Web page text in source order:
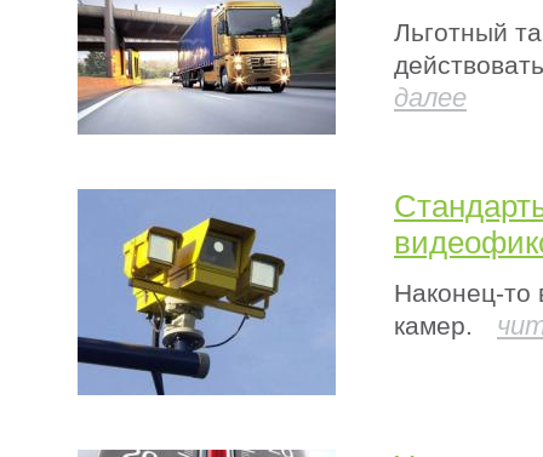
Льготный
далее
Наконец-то
камер.